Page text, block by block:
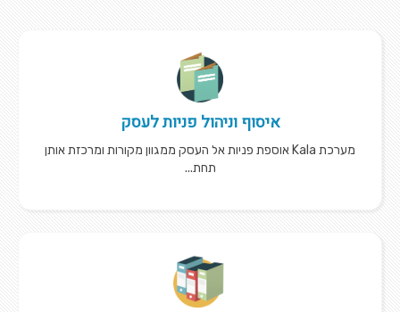
איסוף וניהול פניות לעסק
מערכת Kala אוספת פניות אל העסק ממגוון מקורות ומרכזת אותן
תחת...